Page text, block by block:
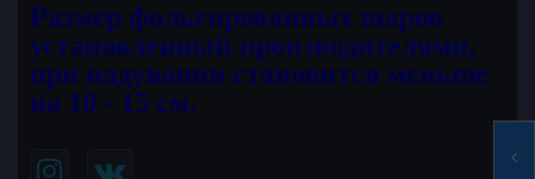
Размер фольгированных шаров
установленный производителями,
при надувании становится меньше
на 10 - 15 см.